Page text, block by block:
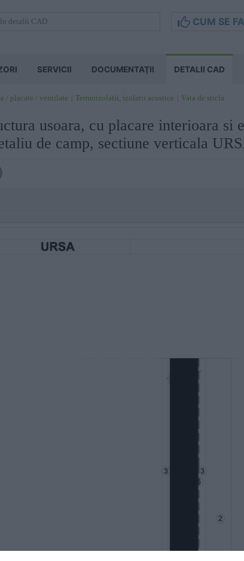
CUM SE
SERVICII DOCUMENTAŢII DETALII CAD
/ placate / ventilate Termoizolatii, izolatii acustice Vata de sticla
usoara, cu placare interioara si
de camp, sectiune verticala